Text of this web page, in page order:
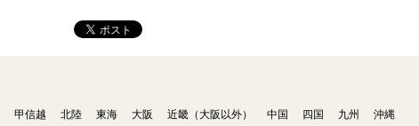
甲信越 北陸 東海 大阪 近畿（大阪以外） 中国 四国 九州 沖縄